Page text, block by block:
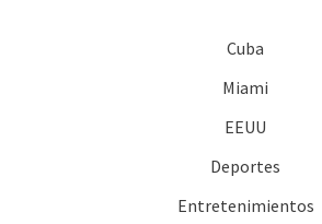
Cuba
Miami
EEUU
Deportes
Entretenimientos